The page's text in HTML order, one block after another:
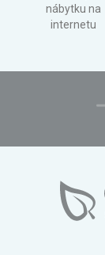
nábytku na
internetu